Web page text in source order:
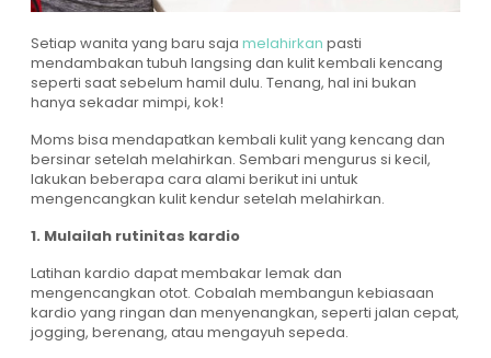
Setiap wanita yang baru saja melahirkan pasti
mendambakan tubuh langsing dan kulit kembali kencang
seperti saat sebelum hamil dulu. Tenang, hal ini bukan
hanya sekadar mimpi, kok!
Moms bisa mendapatkan kembali kulit yang kencang dan
bersinar setelah melahirkan. Sembari mengurus si kecil,
lakukan beberapa cara alami berikut ini untuk
mengencangkan kulit kendur setelah melahirkan.
1. Mulailah rutinitas kardio
Latihan kardio dapat membakar lemak dan
mengencangkan otot. Cobalah membangun kebiasaan
kardio yang ringan dan menyenangkan, seperti jalan cepat,
jogging, berenang, atau mengayuh sepeda.